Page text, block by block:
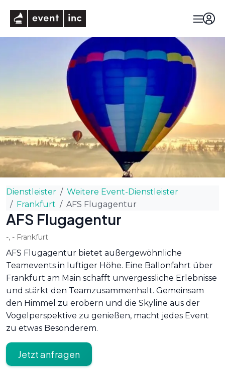
Dienstleister
Weitere Event-Dienstleister
Frankfurt
AFS Flugagentur
AFS Flugagentur
-, - Frankfurt
AFS Flugagentur bietet außergewöhnliche
Teamevents in luftiger Höhe. Eine Ballonfahrt über
Frankfurt am Main schafft unvergessliche Erlebnisse
und stärkt den Teamzusammenhalt. Gemeinsam
den Himmel zu erobern und die Skyline aus der
Vogelperspektive zu genießen, macht jedes Event
zu etwas Besonderem.
Jetzt anfragen